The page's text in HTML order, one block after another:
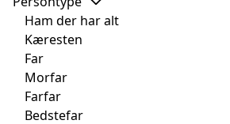
Ham der har alt
Kæresten
Far
Morfar
Farfar
Bedstefar